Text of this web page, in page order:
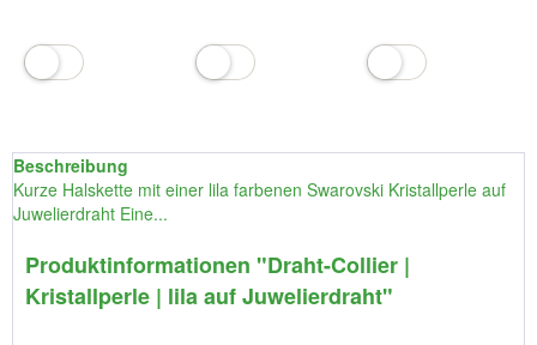
Beschreibung
Kurze Halskette mit einer lila farbenen Swarovski Kristallperle auf
Juwelierdraht Eine...
Produktinformationen "Draht-Collier |
Kristallperle | lila auf Juwelierdraht"